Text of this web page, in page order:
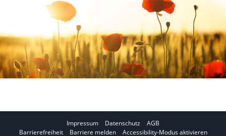
Impressum Datenschutz
AGB
Barrierefreiheit
Barriere melden IAccessibility-Modus aktivieren